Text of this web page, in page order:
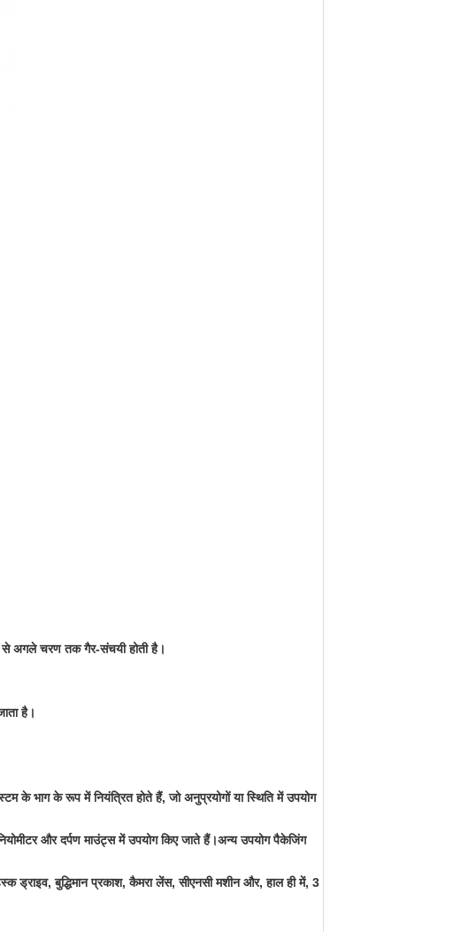
से अगले चरण तक गैर-संचयी होती है।
है।
के भाग के रूप में नियंत्रित होते हैं, जो अनुप्रयोगों या स्थिति में उपयोग
और दर्पण माउंट्स में उपयोग किए जाते हैं।अन्य उपयोग पैकेजिंग
ड्राइव, बुद्धिमान प्रकाश, कैमरा लेंस, सीएनसी मशीन और, हाल ही में, 3